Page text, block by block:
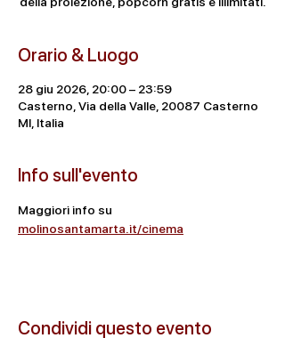
Orario & Luogo
28 giu 2026, 20:00 – 23:59
Casterno, Via della Valle, 20087 Casterno
MI, Italia
Info sull'evento
Maggiori info su
molinosantamarta.it/cinema
Condividi questo evento